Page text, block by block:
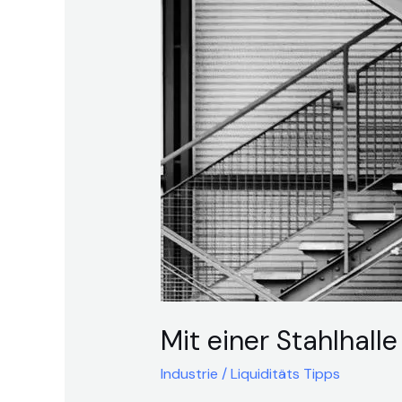
Mit einer
Industrie /Liquiditäts Tipps
Stahlhalle
bekommt
guten
Lagerplatz